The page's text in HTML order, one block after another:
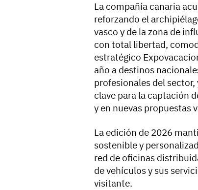
La compañía canaria
reforzando el
vasco y de la zona de
con total libertad,
estratégico
año a destinos
profesionales del
clave para la captación
y en nuevas propuestas
La edición de 2026
sostenible y
red de oficinas
de vehículos y sus
visitante.